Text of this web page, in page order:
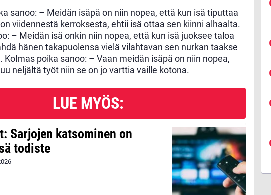
sanoo: – Meidän isäpä on niin nopea, että kun isä tiputtaa
viidennestä kerroksesta, ehtii isä ottaa sen kiinni alhaalta.
– Meidän isä onkin niin nopea, että kun isä juoksee taloa
hänen takapuolensa vielä vilahtavan sen nurkan taakse
Kolmas poika sanoo: – Vaan meidän isäpä on niin nopea,
neljältä työt niin se on jo varttia vaille kotona.
LUE MYÖS:
Sarjojen katsominen on
todiste